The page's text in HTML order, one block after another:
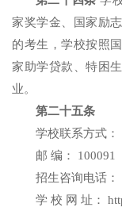
家奖学金、国家励
的考生，学校按照
家助学贷款、特困
业。
第二十五条
学校联系方式
邮 编： 100091
招生咨询电话：
学 校 网 址：